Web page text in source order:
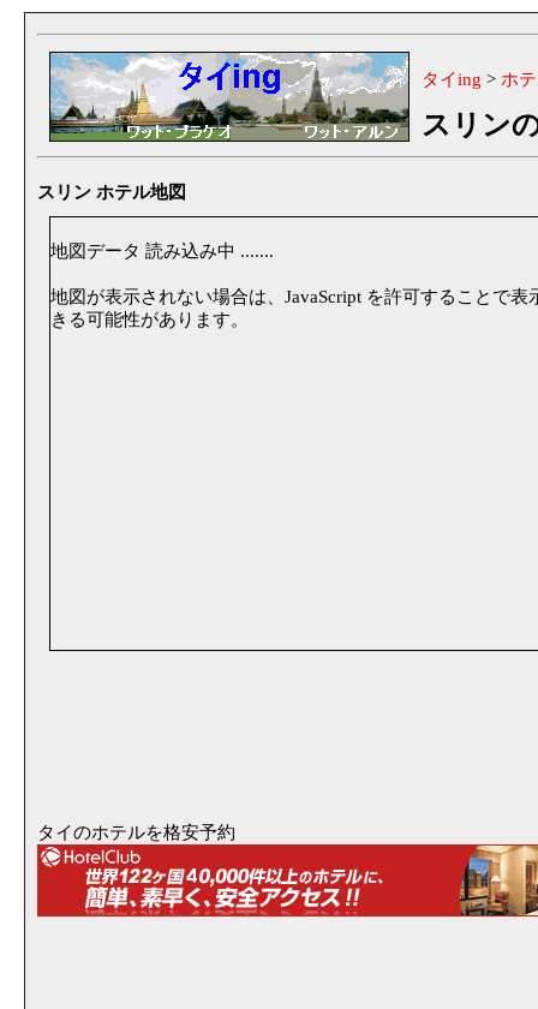
タイing > ホ
スリン
スリン ホテル地図
地図データ 読み込み中 .......
地図が表示されない場合は、JavaScript を許可することで表
きる可能性があります。
タイのホテルを格安予約